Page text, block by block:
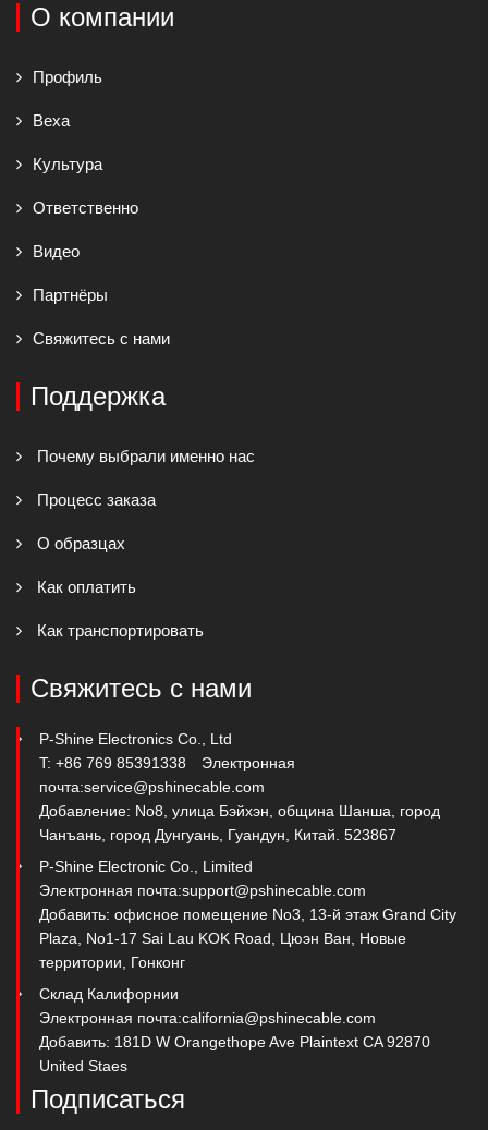
О компании
Профиль
Веха
Культура
Ответственно
Видео
Партнёры
Свяжитесь с нами
Поддержка
Почему выбрали именно нас
Процесс заказа
О образцах
Как оплатить
Как транспортировать
Свяжитесь с нами
P-Shine Electronics Co., Ltd
T: +86 769 85391338
Электронная
почта:service@pshinecable.com
Добавление: No8, улица Бэйхэн, община Шанша, город
Чанъань, город Дунгуань, Гуандун, Китай. 523867
P-Shine Electronic Co., Limited
Электронная почта:support@pshinecable.com
Добавить: офисное помещение No3, 13-й этаж Grand City
Plaza, No1-17 Sai Lau KOK Road, Цюэн Ван, Новые
территории, Гонконг
Склад Калифорнии
Электронная почта:california@pshinecable.com
Добавить: 181D W Orangethope Ave Plaintext CA 92870
United Staes
Подписаться